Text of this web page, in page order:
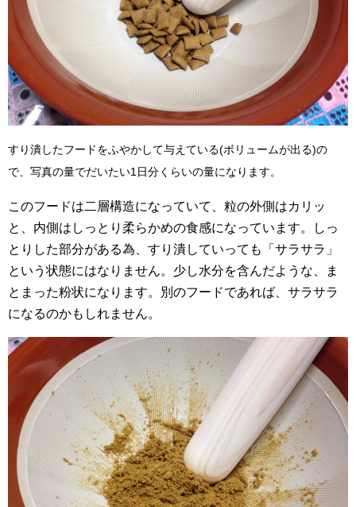
すり潰したフードをふやかして与えている(ボリュームが出る)の
で、写真の量でだいたい1日分くらいの量になります。
このフードは二層構造になっていて、粒の外側はカリッ
と、内側はしっとり柔らかめの食感になっています。しっ
とりした部分がある為、すり潰していっても「サラサラ」
という状態にはなりません。少し水分を含んだような、ま
とまった粉状になります。別のフードであれば、サラサラ
になるのかもしれません。